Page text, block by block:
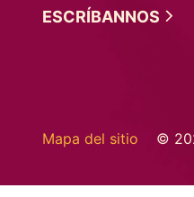
ESCRÍBANNOS
Mapa del sitio ©